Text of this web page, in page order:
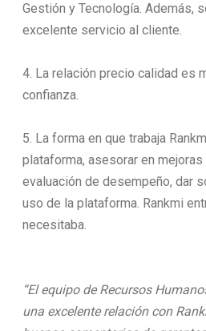
Gestión y Tecnología. Además,
excelente servicio al cliente.
4. La relación precio calidad es
confianza.
5. La forma en que trabaja
plataforma, asesorar en
evaluación de desempeño, dar
uso de la plataforma. Rankmi
necesitaba.
“El equipo de Recursos
una excelente relación con